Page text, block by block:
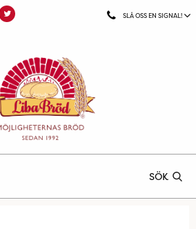
SLÅ OSS EN SIGNAL!
SÖK